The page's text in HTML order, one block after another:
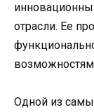
отрасли. Ее
Одной из